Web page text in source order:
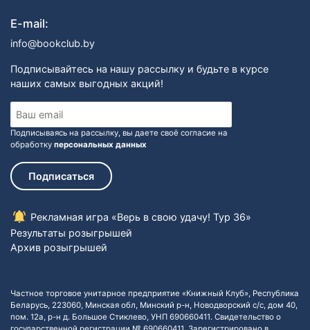
E-mail:
info@bookclub.by
Подписывайтесь на нашу рассылку и будьте в курсе
наших самых выгодных акций!
Подписываясь на рассылку, вы даете своё согласие на
обработку персональных данных
Подписаться
Рекламная игра «Верь в свою удачу! Тур 36»
Результаты розыгрышей
Архив розыгрышей
Частное торговое унитарное предприятие «Книжный Клуб», Республика
Беларусь, 223060, Минская обл, Минский р-н, Новодворский с/с, дом 40,
пом. 12а, р-н д. Большое Стиклево, УНП 690660411. Свидетельство о